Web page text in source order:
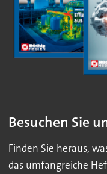
Besuchen Sie
Finden Sie heraus,
das umfangreiche